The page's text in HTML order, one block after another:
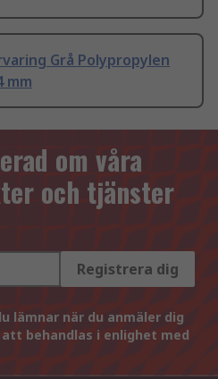
Grå Polypropylen
mm
om våra
och tjänster
Registrera dig
lämnar när du anmäler dig
behandlas i enlighet med